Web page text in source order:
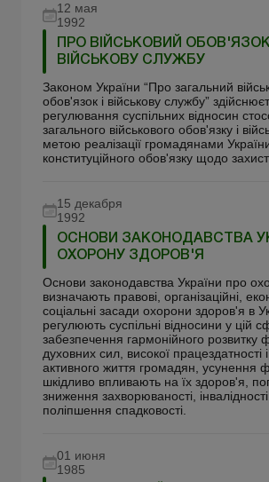
12 мая
1992
ПРО ВІЙСЬКОВИЙ ОБОВ'ЯЗОК
ВІЙСЬКОВУ СЛУЖБУ
Законом України “Про загальний
обов'язок і військову службу”
регулювання суспільних відносин
загального військового обов'язку і
метою реалізації громадянами
конституційного обов'язку щодо
15 декабря
1992
ОСНОВИ ЗАКОНОДАВСТВА
ОХОРОНУ ЗДОРОВ'Я
Основи законодавства України про
визначають правові, організаційні,
соціальні засади охорони здоров'я в
регулюють суспільні відносини у цій
забезпечення гармонійного розвитку
духовних сил, високої працездатності
активного життя громадян, усунення
шкідливо впливають на їх здоров'я,
зниження захворюваності,
поліпшення спадковості.
01 июня
1985